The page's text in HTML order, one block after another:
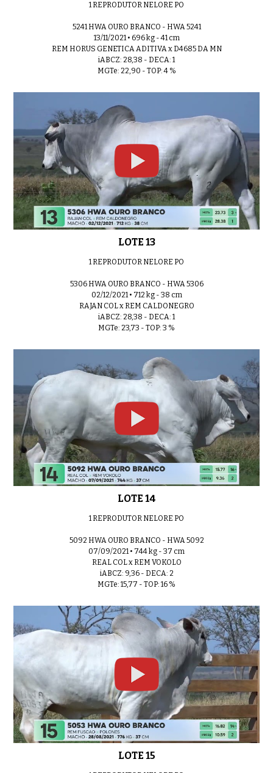
1 REPRODUTOR NELORE PO
5241 HWA OURO BRANCO - HWA 5241
13/11/2021 • 696 kg - 41 cm
REM HORUS GENETICA ADITIVA x D4685 DA MN
iABCZ: 28,38 - DECA: 1
MGTe: 22,90 - TOP: 4 %
LOTE 13
1 REPRODUTOR NELORE PO
5306 HWA OURO BRANCO - HWA 5306
02/12/2021 • 712 kg - 38 cm
RAJAN COL x REM CALDONEGRO
iABCZ: 28,38 - DECA: 1
MGTe: 23,73 - TOP: 3 %
LOTE 14
1 REPRODUTOR NELORE PO
5092 HWA OURO BRANCO - HWA 5092
07/09/2021 • 744 kg - 37 cm
REAL COL x REM VOKOLO
iABCZ: 9,36 - DECA: 2
MGTe: 15,77 - TOP: 16 %
LOTE 15